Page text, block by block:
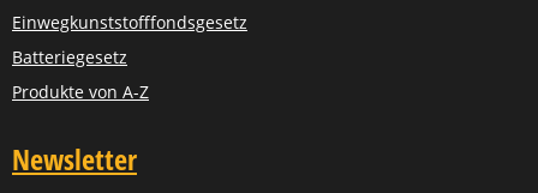
Einwegkunststofffondsgesetz
Batteriegesetz
Produkte von A-Z
Newsletter